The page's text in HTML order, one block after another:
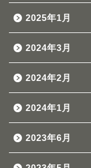
2025年1月
2024年3月
2024年2月
2024年1月
2023年6月